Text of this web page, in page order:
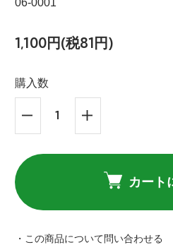
06-0001
1,100円(税81円)
購入数
カート
・この商品について問い合わせる